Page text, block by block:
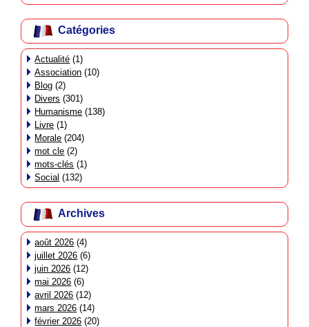
Catégories
Actualité (1)
Association (10)
Blog (2)
Divers (301)
Humanisme (138)
Livre (1)
Morale (204)
mot cle (2)
mots-clés (1)
Social (132)
Archives
août 2026 (4)
juillet 2026 (6)
juin 2026 (12)
mai 2026 (6)
avril 2026 (12)
mars 2026 (14)
février 2026 (20)